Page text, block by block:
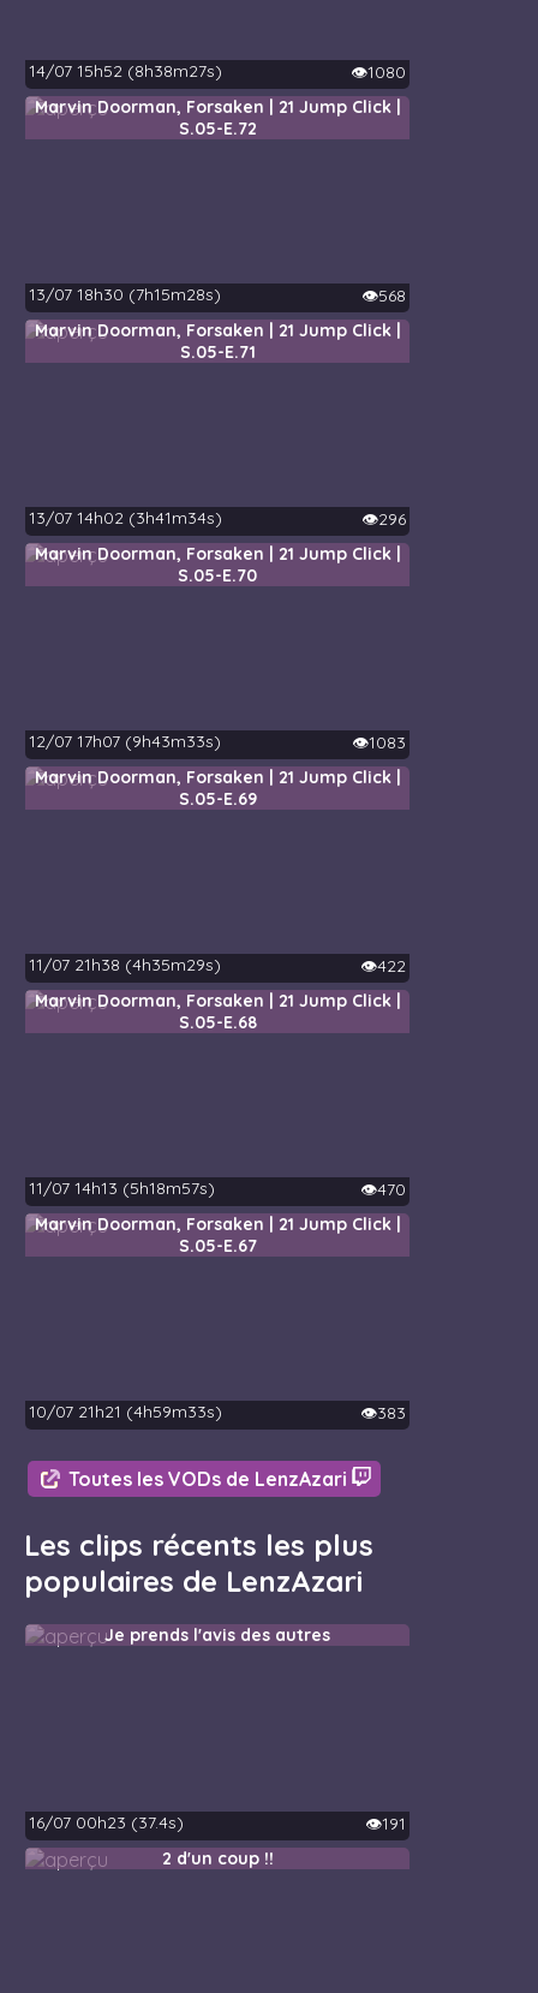
14/07 15h52 (8h38m27s)
👁️1080
Marvin Doorman, Forsaken | 21 Jump Click |
S.05-E.72
13/07 18h30 (7h15m28s)
👁️568
Marvin Doorman, Forsaken | 21 Jump Click |
S.05-E.71
13/07 14h02 (3h41m34s)
👁️296
Marvin Doorman, Forsaken | 21 Jump Click |
S.05-E.70
12/07 17h07 (9h43m33s)
👁️1083
Marvin Doorman, Forsaken | 21 Jump Click |
S.05-E.69
11/07 21h38 (4h35m29s)
👁️422
Marvin Doorman, Forsaken | 21 Jump Click |
S.05-E.68
11/07 14h13 (5h18m57s)
👁️470
Marvin Doorman, Forsaken | 21 Jump Click |
S.05-E.67
10/07 21h21 (4h59m33s) 👁️383
Toutes les VODs de LenzAzari
Les clips récents les plus
populaires de LenzAzari
Je prends l'avis des autres
16/07 00h23 (37.4s)
👁️191
2 d'un coup !!